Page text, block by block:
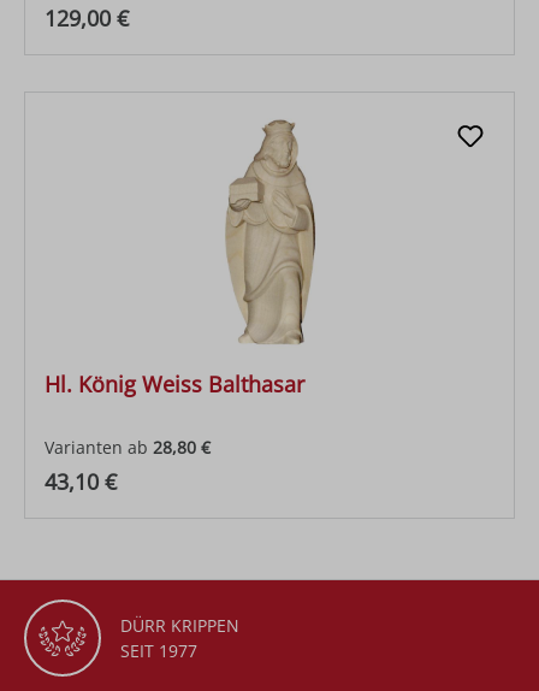
Regulärer Preis:
129,00 €
Hl. König Weiss Balthasar
Varianten ab 28,80 €
Regulärer Preis:
43,10 €
DÜRR KRIPPEN
SEIT 1977